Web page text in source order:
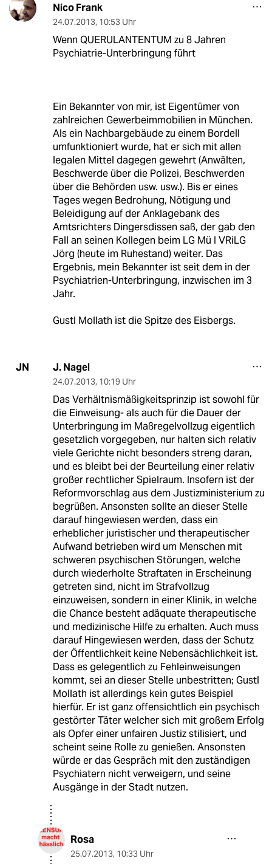
Nico Frank
24.07.2013, 10:53 Uhr
Wenn QUERULANTENTUM zu 8 Jahren
Psychiatrie-Unterbringung führt
Ein Bekannter von mir, ist Eigentümer von
zahlreichen Gewerbeimmobilien in München.
Als ein Nachbargebäude zu einem Bordell
umfunktioniert wurde, hat er sich mit allen
legalen Mittel dagegen gewehrt (Anwälten,
Beschwerde über die Polizei, Beschwerden
über die Behörden usw. usw.). Bis er eines
Tages wegen Bedrohung, Nötigung und
Beleidigung auf der Anklagebank des
Amtsrichters Dingersdissen saß, der gab den
Fall an seinen Kollegen beim LG Mü I VRiLG
Jörg (heute im Ruhestand) weiter. Das
Ergebnis, mein Bekannter ist seit dem in der
Psychiatrien-Unterbringung, inzwischen im 3
Jahr.
Gustl Mollath ist die Spitze des Eisbergs.
JN J. Nagel
24.07.2013, 10:19 Uhr
Das Verhältnismäßigkeitsprinzip ist sowohl für
die Einweisung- als auch für die Dauer der
Unterbringung im Maßregelvollzug eigentlich
gesetzlich vorgegeben, nur halten sich relativ
viele Gerichte nicht besonders streng daran,
und es bleibt bei der Beurteilung einer relativ
großer rechtlicher Spielraum. Insofern ist der
Reformvorschlag aus dem Justizministerium zu
begrüßen. Ansonsten sollte an dieser Stelle
darauf hingewiesen werden, dass ein
erheblicher juristischer und therapeutischer
Aufwand betrieben wird um Menschen mit
schweren psychischen Störungen, welche
durch wiederholte Straftaten in Erscheinung
getreten sind, nicht im Strafvollzug
einzuweisen, sondern in einer Klinik, in welche
die Chance besteht adäquate therapeutische
und medizinische Hilfe zu erhalten. Auch muss
darauf Hingewiesen werden, dass der Schutz
der Öffentlichkeit keine Nebensächlichkeit ist.
Dass es gelegentlich zu Fehleinweisungen
kommt, sei an dieser Stelle unbestritten; Gustl
Mollath ist allerdings kein gutes Beispiel
hierfür. Er ist ganz offensichtlich ein psychisch
gestörter Täter welcher sich mit großem Erfolg
als Opfer einer unfairen Justiz stilisiert, und
scheint seine Rolle zu genießen. Ansonsten
würde er das Gespräch mit den zuständigen
Psychiatern nicht verweigern, und seine
Ausgänge in der Stadt nutzen.
Rosa
25.07.2013, 10:33 Uhr